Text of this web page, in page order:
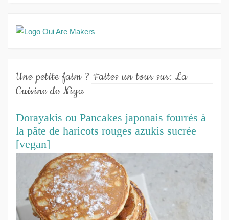
Une petite faim ? Faites un tour sur: La
Cuisine de Niya
Dorayakis ou Pancakes japonais fourrés à
la pâte de haricots rouges azukis sucrée
[vegan]